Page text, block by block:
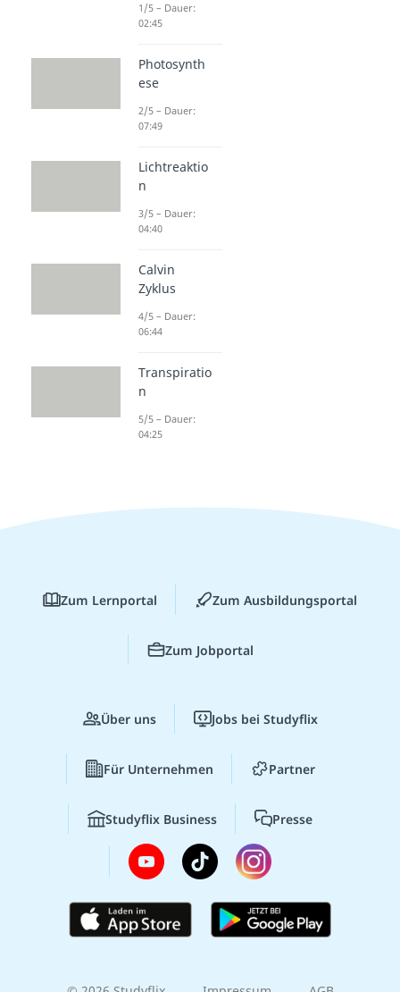
1/5 – Dauer:
02:45
Photosynth
ese
2/5 – Dauer:
07:49
Lichtreaktio
n
3/5 – Dauer:
04:40
Calvin
Zyklus
4/5 – Dauer:
06:44
Transpiratio
n
5/5 – Dauer:
04:25
Zum Lernportal Zum Ausbildungsportal
Zum Jobportal
Über uns Jobs bei Studyflix
Für Unternehmen Partner
Studyflix Business Presse